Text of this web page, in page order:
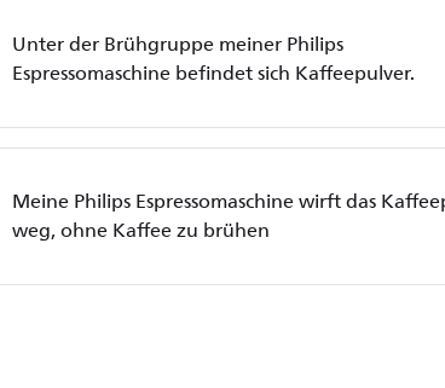
Unter der Brühgruppe meiner Philips
Espressomaschine befindet sich Kaffeepulver.
Meine Philips Espressomaschine wirft das
weg, ohne Kaffee zu brühen